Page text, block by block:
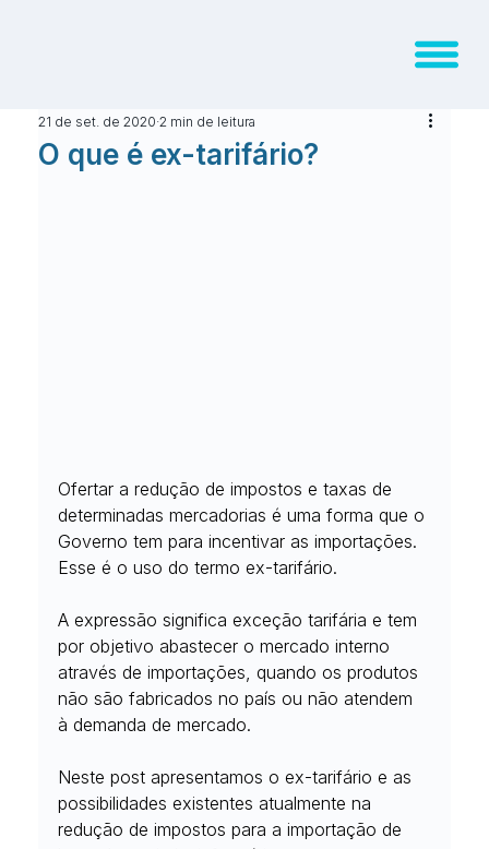
O que é ex-tarifário?
21 de set. de 2020 2 min de leitura
Ofertar a redução de impostos e taxas de
determinadas mercadorias é uma forma que o
Governo tem para incentivar as importações.
Esse é o uso do termo ex-tarifário.
A expressão significa exceção tarifária e tem
por objetivo abastecer o mercado interno
através de importações, quando os produtos
não são fabricados no país ou não atendem
à demanda de mercado.
Neste post apresentamos o ex-tarifário e as
possibilidades existentes atualmente na
redução de impostos para a importação de